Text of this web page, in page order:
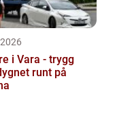
i Vara - trygg
runt på